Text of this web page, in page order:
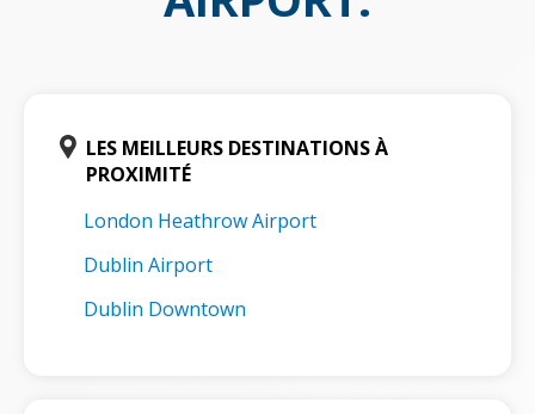
LES MEILLEURS DESTINATIONS À
PROXIMITÉ
London Heathrow Airport
Dublin Airport
Dublin Downtown